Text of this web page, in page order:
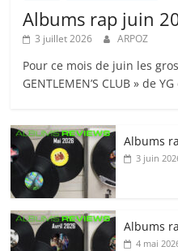
Albums rap juin
3 juillet 2026 ARPOZ
Pour ce mois de juin les
GENTLEMEN’S CLUB » de
Albums
3 juin
Albums
4 mai